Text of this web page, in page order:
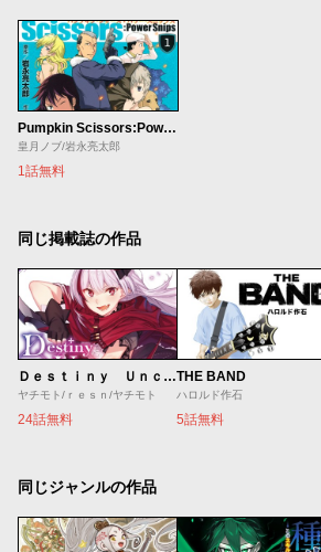
Pumpkin Scissors:Power Snips
皇月ノブ/岩永亮太郎
1話無料
同じ掲載誌の作品
Ｄｅｓｔｉｎｙ Ｕｎｃｈａｉｎ Ｏｎｌｉｎｅ 吸血鬼少女となって、やがて『赤の魔王』と呼ばれるようになりました
ヤチモト/ｒｅｓｎ/ヤチモト
24話無料
THE BAND
ハロルド作石
5話無料
同じジャンルの作品